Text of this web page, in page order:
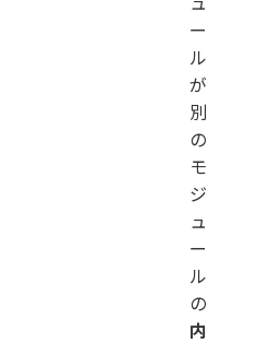
ー
ル
が
別
の
モ
ジ
ュ
ー
ル
の
内